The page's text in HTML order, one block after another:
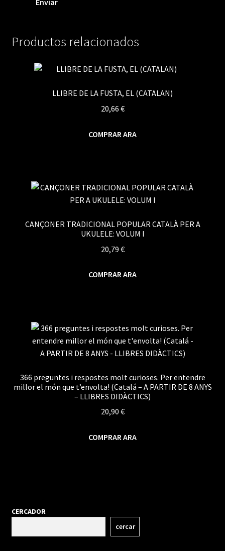
Productos relacionados
LLIBRE DE LA FUSTA, EL (CATALAN)
20,66 €
COMPRAR ARA
CANÇONER TRADICIONAL POPULAR CATALÀ PER A
UKULELE: VOLUM I
20,79 €
COMPRAR ARA
366 preguntes i respostes molt curioses. Per entendre
millor el món que t’envolta! (Catalá – A PARTIR DE 8 ANYS
– LLIBRES DIDÀCTICS)
20,90 €
COMPRAR ARA
CERCADOR
cercar